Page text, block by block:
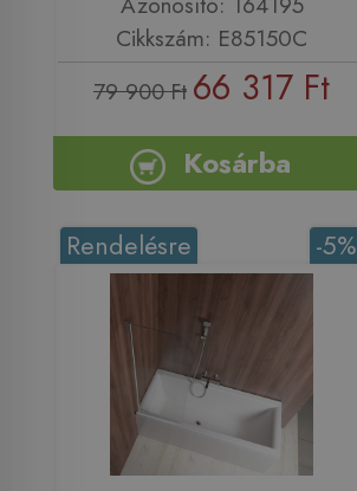
Cikkszám: E85150C
79 900 Ft 66 317 Ft
Kosárba
-5%
Rendelésre